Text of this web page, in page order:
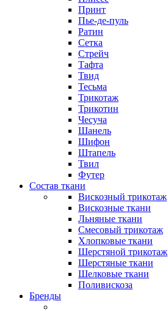
Принт
Пье-де-пуль
Ратин
Сетка
Стрейч
Тафта
Твид
Тесьма
Трикотаж
Трикотин
Чесуча
Шанель
Шифон
Штапель
Твил
Футер
Состав ткани
Вискозный трикотаж
Вискозные ткани
Льняные ткани
Смесовый трикотаж
Хлопковые ткани
Шерстяной трикотаж
Шерстяные ткани
Шелковые ткани
Поливискоза
Бренды